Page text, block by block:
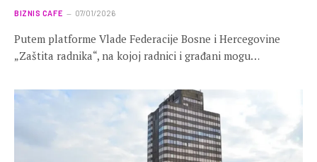
BIZNIS CAFE 07/01/2026
Putem platforme Vlade Federacije Bosne i Hercegovine
„Zaštita radnika“, na kojoj radnici i građani mogu…